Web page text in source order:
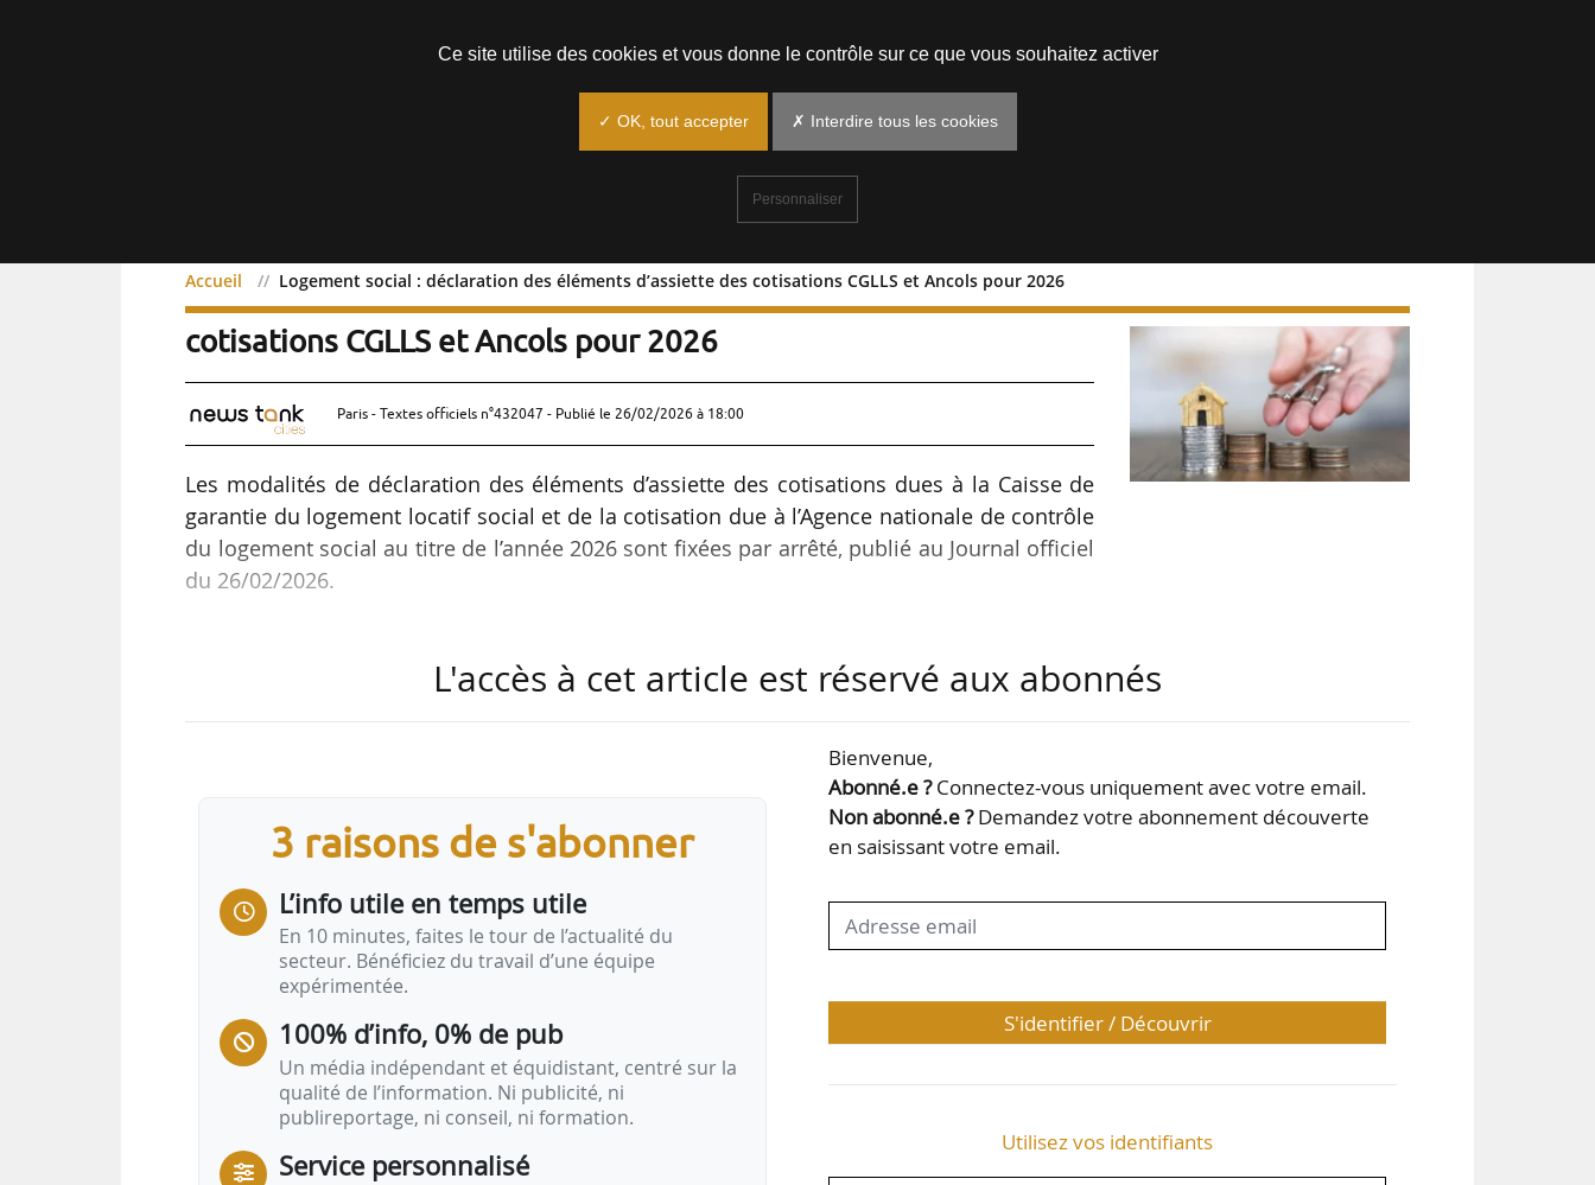
Accueil Logement social : déclaration des éléments d’assiette des cotisations CGLLS et Ancols pour 2026
Logement social : déclaration des éléments d’assiette des
cotisations CGLLS et Ancols pour 2026
Paris - Textes officiels n°432047 - Publié le 26/02/2026 à 18:00
Les modalités de déclaration des éléments d’assiette des cotisations dues à la Caisse de
garantie du logement locatif social et de la cotisation due à l’Agence nationale de contrôle
du logement social au titre de l’année 2026 sont fixées par arrêté, publié au Journal officiel
du 26/02/2026.
redevables par voie électronique, via le site internet “https://teledeclaration.cglls.fr”. La
L’arrêté publie également les formulaires de déclaration (Cerfa), à remplir en cas de
cours du dernier exercice clos durant l’année précédant celle de…
L'accès à cet article est réservé aux abonnés
3 raisons de s'abonner
L’info utile en temps utile
En 10 minutes, faites le tour de l’actualité du
secteur. Bénéficiez du travail d’une équipe
expérimentée.
100% d’info, 0% de pub
Un média indépendant et équidistant, centré sur la
qualité de l’information. Ni publicité, ni
publireportage, ni conseil, ni formation.
Service personnalisé
Bienvenue,
Abonné.e ?Connectez-vous uniquement avec votre email.
Non abonné.e ?Demandez votre abonnement découverte
en saisissant votre email.
S'identifier / Découvrir
Utilisez vos identifiants
Ce site utilise des cookies et vous donne le contrôle sur ce que vous souhaitez activer
✓ OK, tout accepter ✗ Interdire tous les cookies
Personnaliser